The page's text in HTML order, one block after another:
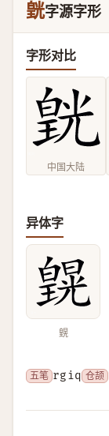
皝字源字形
字形对比
中国大陆
异体字
皩
五笔 rgiq 仓颉